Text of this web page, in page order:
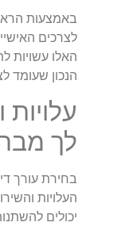
באמצעות
לצרכים
האלו עשויות
הנכון שעומד
לך
בחירת עורך
העלויות
יכולים